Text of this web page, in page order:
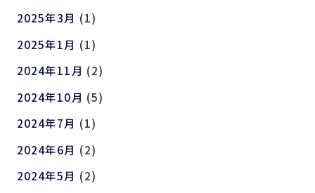
2025年3月 (1)
2025年1月 (1)
2024年11月 (2)
2024年10月 (5)
2024年7月 (1)
2024年6月 (2)
2024年5月 (2)